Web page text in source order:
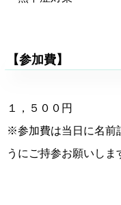
【参加費】
１，５００円
※参加費は当日に名前
うにご持参お願いしま